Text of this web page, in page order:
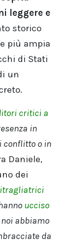
leggere e
storico
più ampia
di Stati
un
critici a
in
conflitto o in
Daniele,
dei
ucciso
noi abbiamo
da